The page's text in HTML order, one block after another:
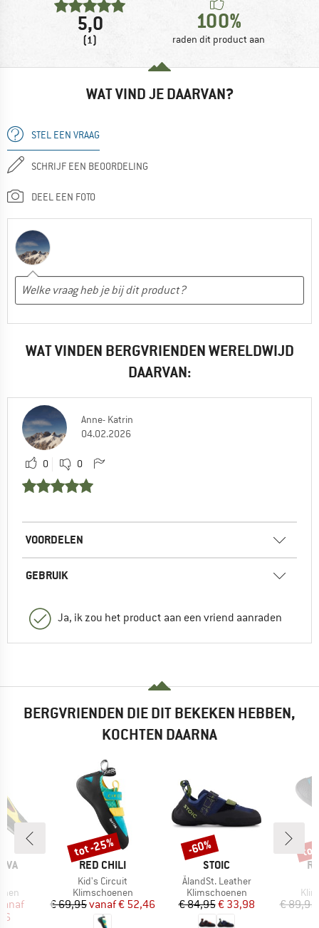
5,0
(1)
100%
raden dit product aan
WAT VIND JE DAARVAN?
STEL EEN VRAAG
SCHRIJF EEN BEOORDELING
DEEL EEN FOTO
WAT VINDEN BERGVRIENDEN WERELDWIJD
DAARVAN:
Anne- Katrin
04.02.2026
0 0
VOORDELEN
GEBRUIK
Ja, ik zou het product aan een vriend aanraden
BERGVRIENDEN DIE DIT BEKEKEN HEBBEN,
KOCHTEN DAARNA
prijs
MERK
RED CHILI
Artikel
Kid's Circuit
Productgroep
Klimschoenen
Prijs
€ 69,95 Verlaagde prijs
vanaf€ 52,46
Korting
tot -25%
MERK
STOIC
Artikel
ÅlandSt. Leather
Productgroep
Klimschoenen
Prijs
€ 84,95Verlaagde prijs
€ 33,98
Korting
-60%
€ 89,95
tot